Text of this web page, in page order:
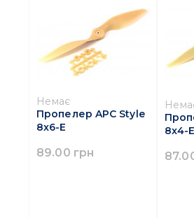
Немає
Пропелер APC Style
8x6-E
89.00 грн
8x4-E